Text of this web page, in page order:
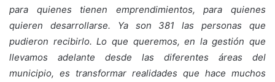
para quienes tienen emprendimientos, para quienes
quieren desarrollarse. Ya son 381 las personas que
pudieron recibirlo. Lo que queremos, en la gestión que
llevamos adelante desde las diferentes áreas del
municipio, es transformar realidades que hace muchos